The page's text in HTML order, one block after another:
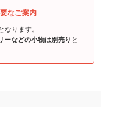
なご案内
となります。
ーなどの小物は別売り と